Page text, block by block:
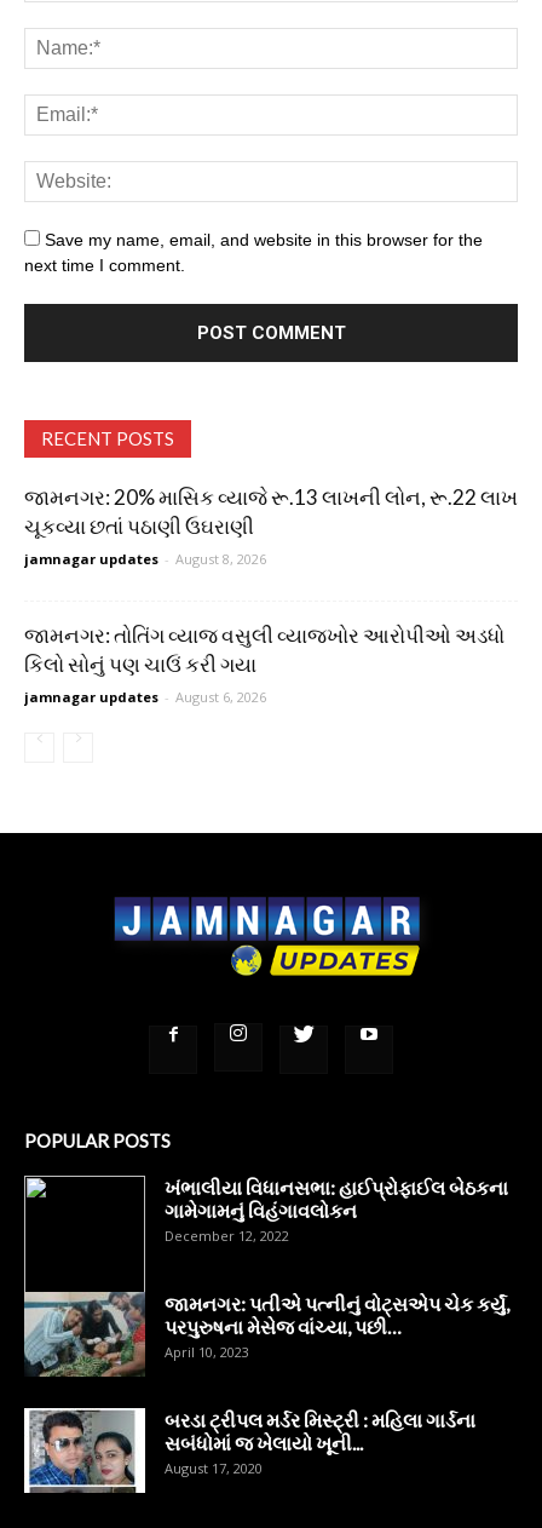
Save my name, email, and website in this browser for the
next time I comment.
RECENT POSTS
જામનગર: 20% માસિક વ્યાજે રૂ.13 લાખની લોન, રૂ.22 લાખ
ચૂકવ્યા છતાં પઠાણી ઉઘરાણી
jamnagar updates - August 8, 2026
જામનગર: તોતિંગ વ્યાજ વસુલી વ્યાજખોર આરોપીઓ અડધો
કિલો સોનું પણ ચાઉં કરી ગયા
jamnagar updates - August 6, 2026
POPULAR POSTS
ખંભાલીયા વિધાનસભા: હાઈપ્રોફાઈલ બેઠકના
ગામેગામનું વિહંગાવલોકન
December 12, 2022
જામનગર: પતીએ પત્નીનું વોટ્સએપ ચેક કર્યું,
પરપુરુષના મેસેજ વાંચ્યા, પછી…
April 10, 2023
બરડા ટ્રીપલ મર્ડર મિસ્ટ્રી : મહિલા ગાર્ડના
સબંધોમાં જ ખેલાયો ખૂની...
August 17, 2020